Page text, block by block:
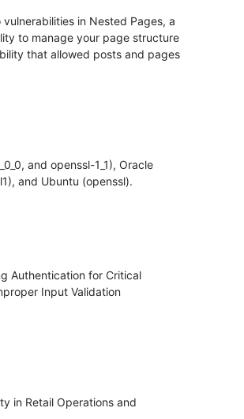
in Nested Pages, a
to manage your page structure
that allowed posts and pages
and openssl-1_1), Oracle
and Ubuntu (openssl).
Authentication for Critical
Input Validation
in Retail Operations and